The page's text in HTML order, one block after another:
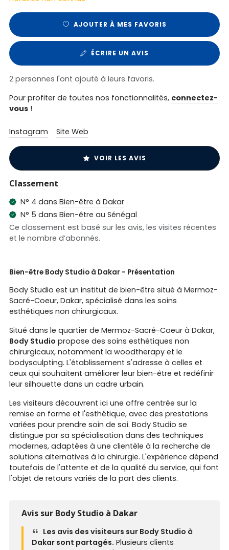
AJOUTER À MES FAVORIS
ÉCRIRE UN AVIS
2 personnes l'ont ajouté à leurs favoris.
Pour profiter de toutes nos fonctionnalités, connectez-
vous !
Instagram Site Web
VOIR LES AVIS
Classement
N° 4 dansBien-être à Dakar
N° 5 dansBien-être au Sénégal
Ce classement est basé sur les avis, les visites récentes
et le nombre d’abonnés.
Bien-être Body Studio à Dakar - Présentation
Body Studio est un institut de bien-être situé à Mermoz-
Sacré-Coeur, Dakar, spécialisé dans les soins
esthétiques non chirurgicaux.
Situé dans le quartier de Mermoz-Sacré-Coeur à Dakar,
Body Studio propose des soins esthétiques non
chirurgicaux, notamment la woodtherapy et le
bodysculpting. L'établissement s'adresse à celles et
ceux qui souhaitent améliorer leur bien-être et redéfinir
leur silhouette dans un cadre urbain.
Les visiteurs découvrent ici une offre centrée sur la
remise en forme et l'esthétique, avec des prestations
variées pour prendre soin de soi. Body Studio se
distingue par sa spécialisation dans des techniques
modernes, adaptées à une clientèle à la recherche de
solutions alternatives à la chirurgie. L'expérience dépend
toutefois de l'attente et de la qualité du service, qui font
l'objet de retours variés de la part des clients.
Avis sur Body Studio à Dakar
Les avis des visiteurs sur Body Studio à
Dakar sont partagés. Plusieurs clients